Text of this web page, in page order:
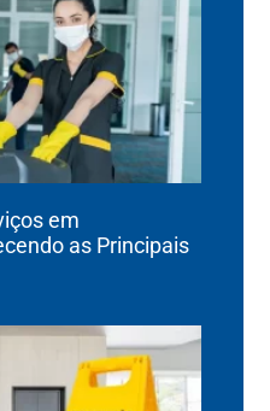
em
as Principais